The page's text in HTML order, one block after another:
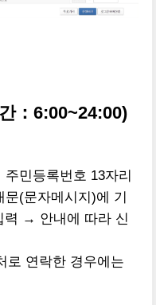
：6:00~24:00)
민등록번호 13자리
(문자메시지)에 기
력 → 안내에 따라 신
로 연락한 경우에는